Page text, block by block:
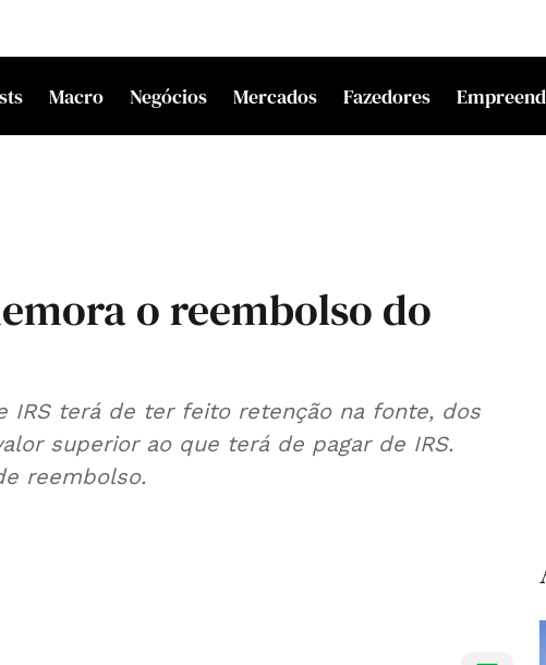
Macro Negócios Mercados Fazedores
o reembolso do
IRS terá de ter feito retenção na fonte, dos
superior ao que terá de pagar de IRS.
reembolso.